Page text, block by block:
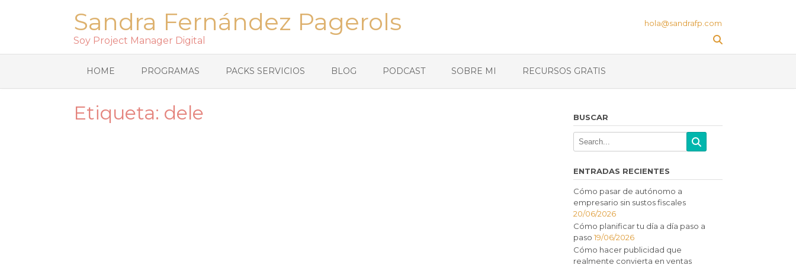
Sandra Fernández Pagerols
Soy Project Manager Digital
hola@sandrafp.com
HOME PROGRAMAS PACKS SERVICIOS BLOG PODCAST SOBRE MI RECURSOS GRATIS
Etiqueta: dele BUSCAR
ENTRADAS RECIENTES
Cómo pasar de autónomo a
empresario sin sustos fiscales
20/06/2026
Cómo planificar tu día a día paso a
paso 19/06/2026
Cómo hacer publicidad que
realmente convierta en ventas